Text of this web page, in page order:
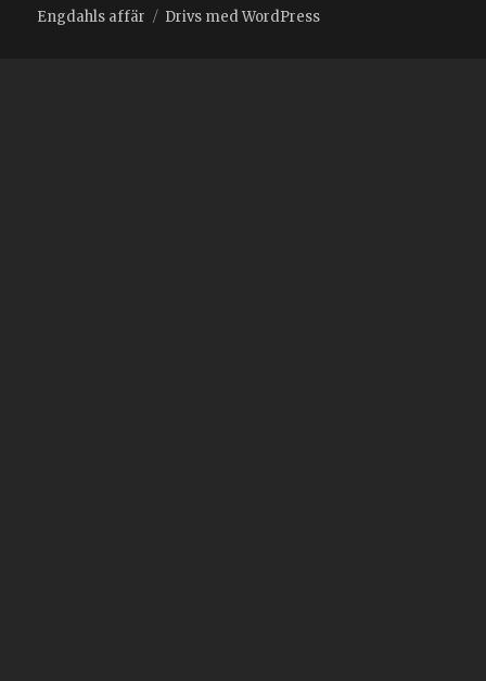
Engdahls affär Drivs med WordPress